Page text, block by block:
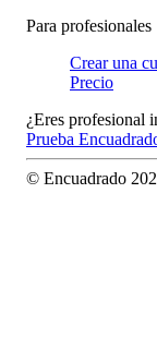
Para profesionales
Crear una
Precio
¿Eres profesional
Prueba
© Encuadrado